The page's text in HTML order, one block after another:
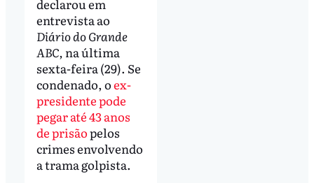
declarou em
entrevista ao
Diário do Grande
ABC, na última
sexta-feira (29). Se
condenado, oex-
presidente pode
pegar até 43 anos
de prisãopelos
crimes envolvendo
a trama golpista.